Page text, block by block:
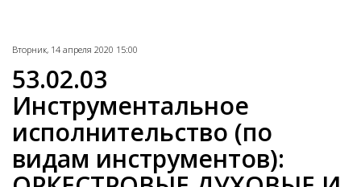
Вторник, 14 апреля 2020 15:00
53.02.03
Инструментальное
исполнительство (по
видам инструментов):